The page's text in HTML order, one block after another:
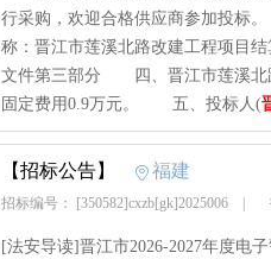
行采购，欢迎合格供应商参加投
称：晋江市莲溪北路改建工程项
文件第三部分 四、晋江市莲溪北
固定费用0.9万元。 五、投标人(
【招标公告】 福建
招标编号： [350582]cxzb[gk]2025006
[法安导读]晋江市2026-2027年度电